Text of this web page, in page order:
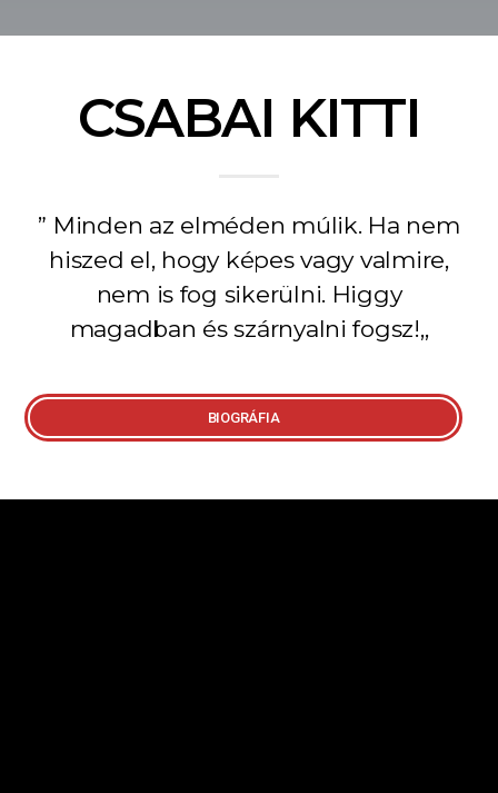
CSABAI KITTI
” Minden az elméden múlik. Ha nem
hiszed el, hogy képes vagy valmire,
nem is fog sikerülni. Higgy
magadban és szárnyalni fogsz!,,
BIOGRÁFIA